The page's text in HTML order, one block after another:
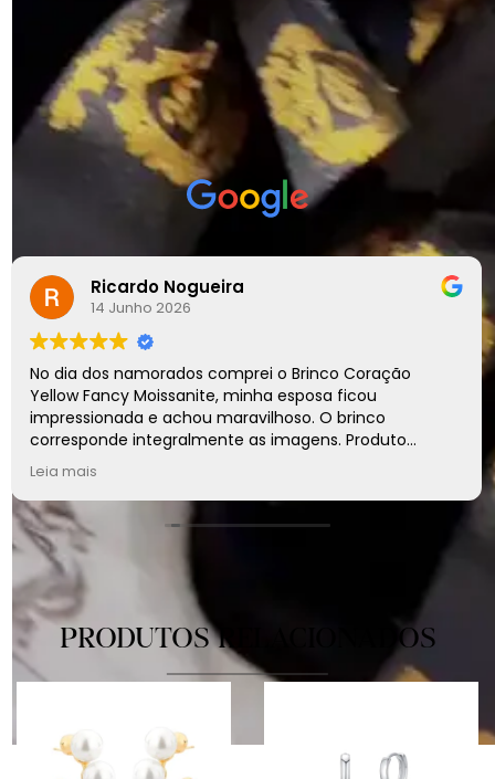
EXCELENTE
Com base em 88 avaliações
Ricardo Nogueira
14 Junho 2026
No dia dos namorados comprei o Brinco Coração
Yellow Fancy Moissanite, minha esposa ficou
impressionada e achou maravilhoso. O brinco
corresponde integralmente as imagens. Produto
diferenciado, entrega pontual, com certeza irei adquirir
outras peças.
Leia mais
PRODUTOS RELACIONADOS